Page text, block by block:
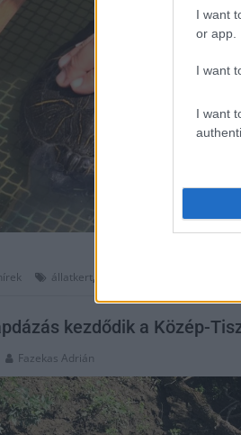
I want
or app.
I want
I want
állatkert,
kezdődik a Közép-
Fazekas Adrián